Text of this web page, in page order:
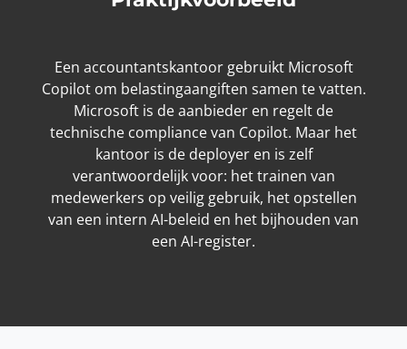
Een accountantskantoor gebruikt Microsoft
Copilot om belastingaangiften samen te vatten.
Microsoft is de aanbieder en regelt de
technische compliance van Copilot. Maar het
kantoor is de deployer en is zelf
verantwoordelijk voor: het trainen van
medewerkers op veilig gebruik, het opstellen
van een intern AI-beleid en het bijhouden van
een AI-register.